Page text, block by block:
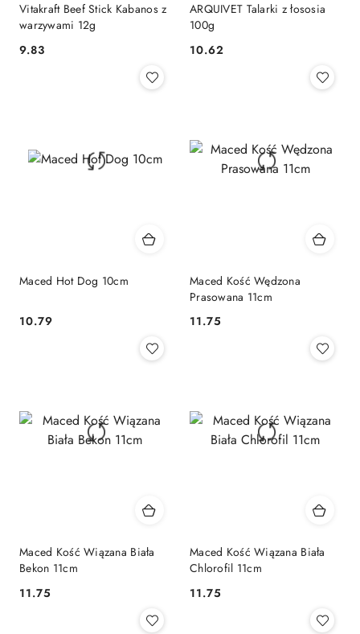
Vitakraft Beef Stick Kabanos z
warzywami 12g
Cena:
9.83
ARQUIVET Talarki z łososia
100g
Cena:
10.62
Maced Hot Dog 10cm
Cena:
10.79
Maced Kość Wędzona
Prasowana 11cm
Cena:
11.75
Maced Kość Wiązana Biała
Bekon 11cm
Cena:
11.75
Maced Kość Wiązana Biała
Chlorofil 11cm
Cena:
11.75